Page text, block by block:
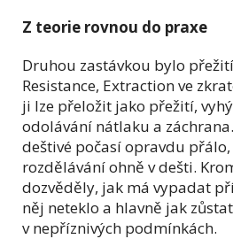
Z teorie rovnou do praxe
Druhou zastávkou bylo
Resistance, Extraction ve
ji lze přeložit jako přežití,
odolávání nátlaku a
deštivé počasí opravdu
rozdělávání ohně v dešti.
dozvěděly, jak má vypadat
něj neteklo a hlavně jak
v nepříznivých podmínkách.